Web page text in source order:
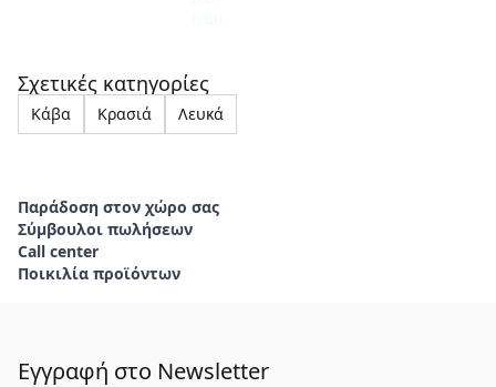
Σχετικές κατηγορίες
Κάβα Κρασιά Λευκά
Παράδοση στον χώρο σας
Σύμβουλοι πωλήσεων
Call center
Ποικιλία προϊόντων
Εγγραφή στο Newsletter